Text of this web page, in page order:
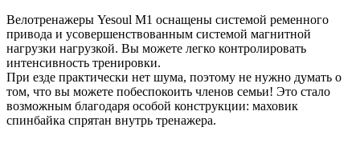
Велотренажеры Yesoul M1 оснащены системой ременного
привода и усовершенствованным системой магнитной
нагрузки нагрузкой. Вы можете легко контролировать
интенсивность тренировки.
При езде практически нет шума, поэтому не нужно думать о
том, что вы можете побеспокоить членов семьи! Это стало
возможным благодаря особой конструкции: маховик
спинбайка спрятан внутрь тренажера.